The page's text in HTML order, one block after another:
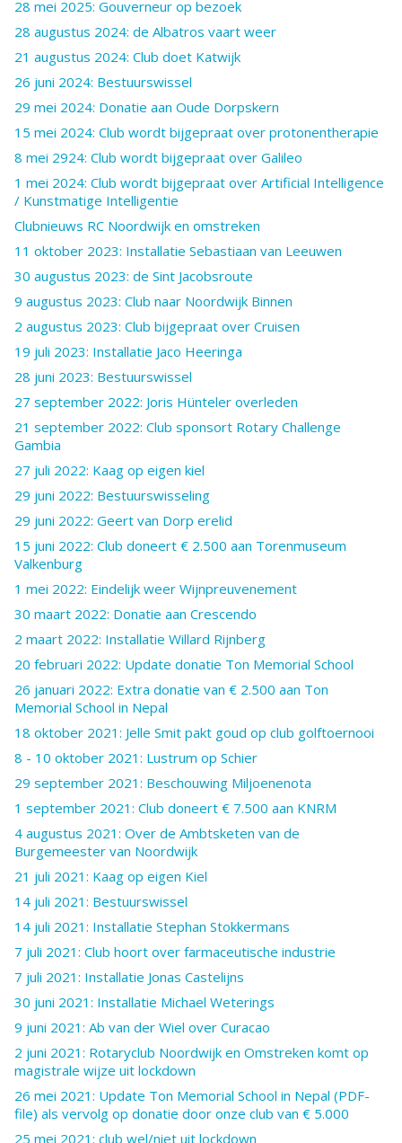
28 mei 2025: Gouverneur op bezoek
28 augustus 2024: de Albatros vaart weer
21 augustus 2024: Club doet Katwijk
26 juni 2024: Bestuurswissel
29 mei 2024: Donatie aan Oude Dorpskern
15 mei 2024: Club wordt bijgepraat over protonentherapie
8 mei 2924: Club wordt bijgepraat over Galileo
1 mei 2024: Club wordt bijgepraat over Artificial Intelligence
/ Kunstmatige Intelligentie
Clubnieuws RC Noordwijk en omstreken
11 oktober 2023: Installatie Sebastiaan van Leeuwen
30 augustus 2023: de Sint Jacobsroute
9 augustus 2023: Club naar Noordwijk Binnen
2 augustus 2023: Club bijgepraat over Cruisen
19 juli 2023: Installatie Jaco Heeringa
28 juni 2023: Bestuurswissel
27 september 2022: Joris Hünteler overleden
21 september 2022: Club sponsort Rotary Challenge
Gambia
27 juli 2022: Kaag op eigen kiel
29 juni 2022: Bestuurswisseling
29 juni 2022: Geert van Dorp erelid
15 juni 2022: Club doneert € 2.500 aan Torenmuseum
Valkenburg
1 mei 2022: Eindelijk weer Wijnpreuvenement
30 maart 2022: Donatie aan Crescendo
2 maart 2022: Installatie Willard Rijnberg
20 februari 2022: Update donatie Ton Memorial School
26 januari 2022: Extra donatie van € 2.500 aan Ton
Memorial School in Nepal
18 oktober 2021: Jelle Smit pakt goud op club golftoernooi
8 - 10 oktober 2021: Lustrum op Schier
29 september 2021: Beschouwing Miljoenenota
1 september 2021: Club doneert € 7.500 aan KNRM
4 augustus 2021: Over de Ambtsketen van de
Burgemeester van Noordwijk
21 juli 2021: Kaag op eigen Kiel
14 juli 2021: Bestuurswissel
14 juli 2021: Installatie Stephan Stokkermans
7 juli 2021: Club hoort over farmaceutische industrie
7 juli 2021: Installatie Jonas Castelijns
30 juni 2021: Installatie Michael Weterings
9 juni 2021: Ab van der Wiel over Curacao
2 juni 2021: Rotaryclub Noordwijk en Omstreken komt op
magistrale wijze uit lockdown
26 mei 2021: Update Ton Memorial School in Nepal (PDF-
file) als vervolg op donatie door onze club van € 5.000
25 mei 2021: club wel/niet uit lockdown